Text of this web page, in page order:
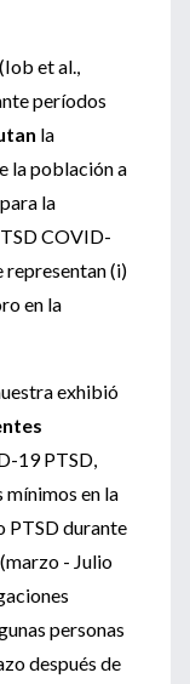
et al.,
períodos
la
la población a
la
COVID-
representan (i)
en la
exhibió
19 PTSD,
en la
PTSD durante
- Julio
personas
después de